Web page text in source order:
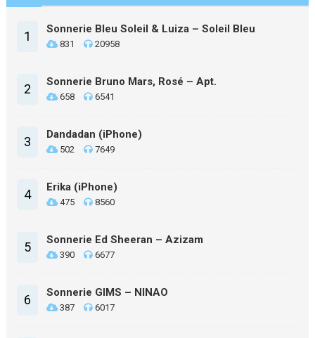
1 Sonnerie Bleu Soleil & Luiza – Soleil Bleu
831 20958
2 Sonnerie Bruno Mars, Rosé – Apt.
658 6541
3 Dandadan (iPhone)
502 7649
4 Erika (iPhone)
475 8560
5 Sonnerie Ed Sheeran – Azizam
390 6677
6 Sonnerie GIMS – NINAO
387 6017